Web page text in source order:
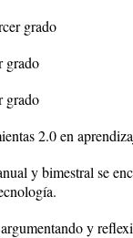
grado
grado
grado
2.0 en
y bimestral se
y